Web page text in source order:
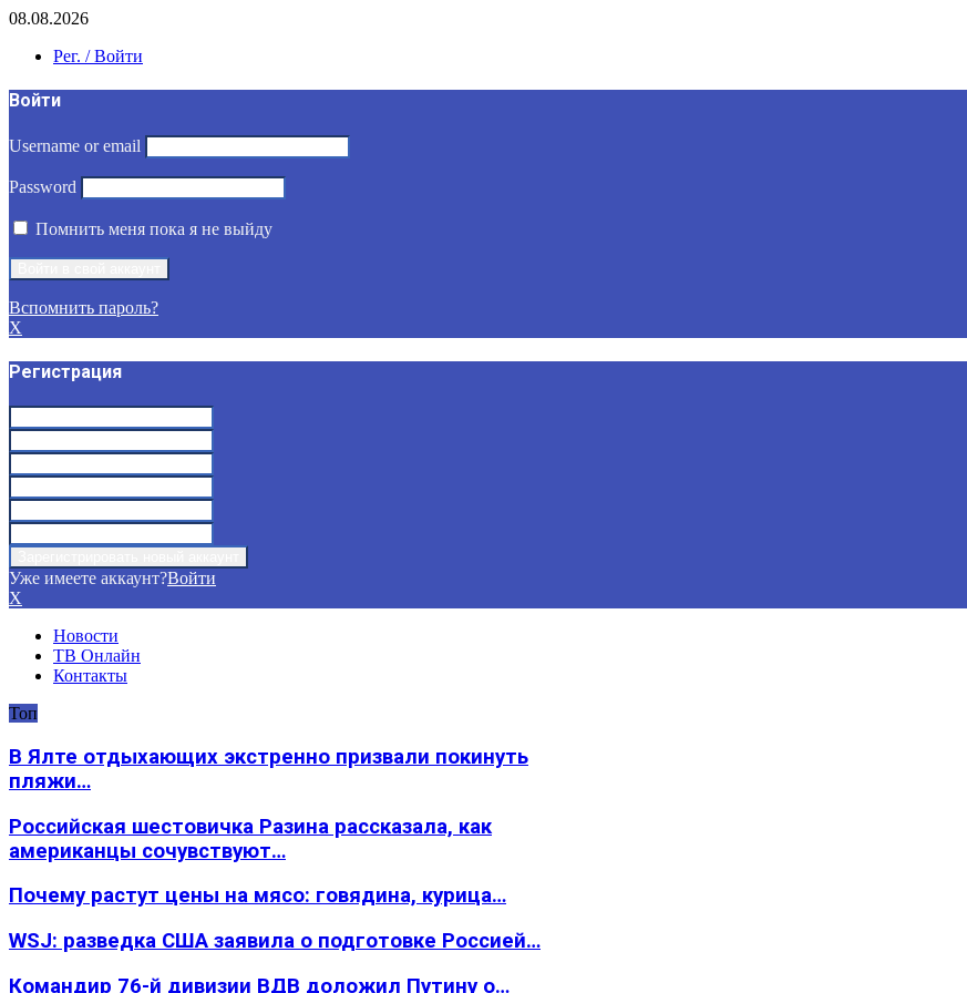
08.08.2026
Рег. / Войти
Войти
Username or email
Password
Помнить меня пока я не выйду
Вспомнить пароль?
X
Регистрация
Уже имеете аккаунт?Войти
X
Новости
ТВ Онлайн
Контакты
Топ
В Ялте отдыхающих экстренно призвали покинуть
пляжи…
Российская шестовичка Разина рассказала, как
американцы сочувствуют…
Почему растут цены на мясо: говядина, курица…
WSJ: разведка США заявила о подготовке Россией…
Командир 76-й дивизии ВДВ доложил Путину о…